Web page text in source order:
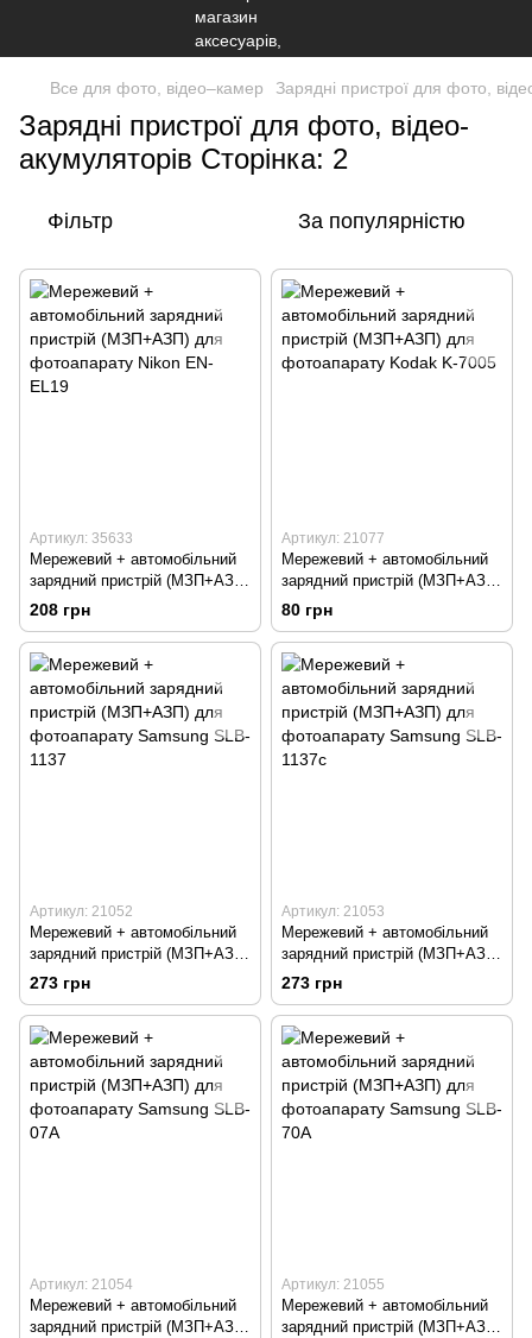
Все для фото, відео–камер Зарядні пристрої для фото,
Зарядні пристрої для фото, відео-
акумуляторів Сторінка: 2
Фільтр За популярністю
Артикул: 35633
Мережевий + автомобільний
зарядний пристрій (МЗП+АЗП)
для фотоапарату Nikon EN-
208 грн
Артикул: 21077
Мережевий + автомобільний
зарядний пристрій (МЗП+АЗП)
для фотоапарату Kodak K-
7005
80 грн
Артикул: 21052
Мережевий + автомобільний
зарядний пристрій (МЗП+АЗП)
для фотоапарату Samsung
SLB-1137
273 грн
Артикул: 21053
Мережевий + автомобільний
зарядний пристрій (МЗП+АЗП)
для фотоапарату Samsung
SLB-1137c
273 грн
Артикул: 21054
Мережевий + автомобільний
зарядний пристрій (МЗП+АЗП)
Артикул: 21055
Мережевий + автомобільний
зарядний пристрій (МЗП+АЗП)